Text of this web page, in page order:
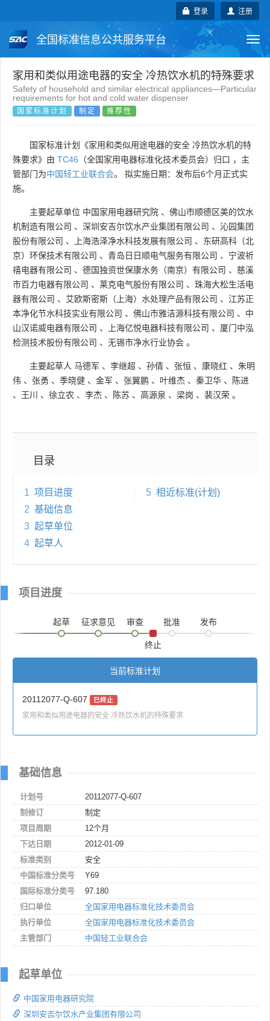
注册
登录
全国标准信息公共服务平台
国家标准 行业标准 地方标准
团体标准 企业标准
家用和类似用途电器的安全 冷热饮水机的特殊要求
Safety of household and similar electrical appliances—Particular
requirements for hot and cold water dispenser
国家标准计划 制定 推荐性
国家标准计划《家用和类似用途电器的安全 冷热饮水机的特
殊要求》由 TC46 （全国家用电器标准化技术委员会）归口 ，主
管部门为中国轻工业联合会。 拟实施日期：发布后6个月正式实
施。
主要起草单位 中国家用电器研究院 、 佛山市顺德区美的饮水
机制造有限公司 、 深圳安吉尔饮水产业集团有限公司 、 沁园集团
股份有限公司 、 上海浩泽净水科技发展有限公司 、 东研高科（北
京）环保技术有限公司 、 青岛日日顺电气服务有限公司 、 宁波祈
禧电器有限公司 、 德国独资世保康水务（南京）有限公司 、 慈溪
市百力电器有限公司 、 莱克电气股份有限公司 、 珠海大松生活电
器有限公司 、 艾欧斯密斯（上海）水处理产品有限公司 、 江苏正
本净化节水科技实业有限公司 、 佛山市雅洁源科技有限公司 、 中
山汉诺威电器有限公司 、 上海亿悦电器科技有限公司 、 厦门中泓
检测技术股份有限公司 、 无锡市净水行业协会 。
主要起草人 马德军 、 李继超 、 孙倩 、 张恒 、 康晓红 、 朱明
伟 、 张勇 、 季晓健 、 金军 、 张翼鹏 、 叶维杰 、 秦卫华 、
陈进
、 王川 、 徐立农 、 李杰 、 陈苏 、 高源泉 、 梁岗 、 裴汉荣 。
目录
1 项目进度
2 基础信息
3 起草单位
4 起草人
5 相近标准(计划)
项目进度
起草 征求意见 审查
终止
批准 发布
当前标准计划
20112077-Q-607 已终止
家用和类似用途电器的安全 冷热饮水机的特殊要求
基础信息
计划号
20112077-Q-607
制修订
制定
项目周期
12个月
下达日期
2012-01-09
标准类别
安全
中国标准分类号
Y69
国际标准分类号
97.180
归口单位
全国家用电器标准化技术委员会
执行单位
全国家用电器标准化技术委员会
主管部门
中国轻工业联合会
起草单位
中国家用电器研究院
深圳安吉尔饮水产业集团有限公司